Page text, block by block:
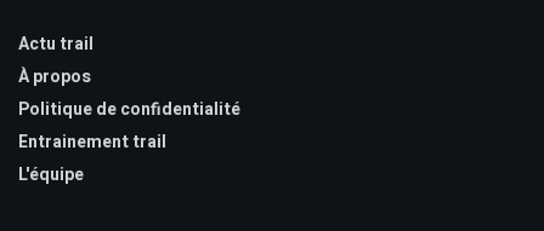
Actu trail
À propos
Politique de confidentialité
Entrainement trail
L'équipe